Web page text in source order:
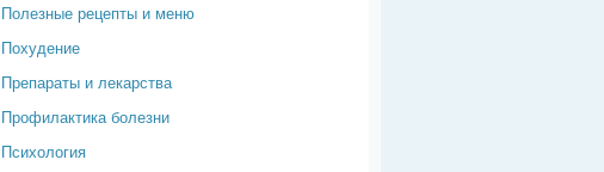
Полезные рецепты и меню
Похудение
Препараты и лекарства
Профилактика болезни
Психология